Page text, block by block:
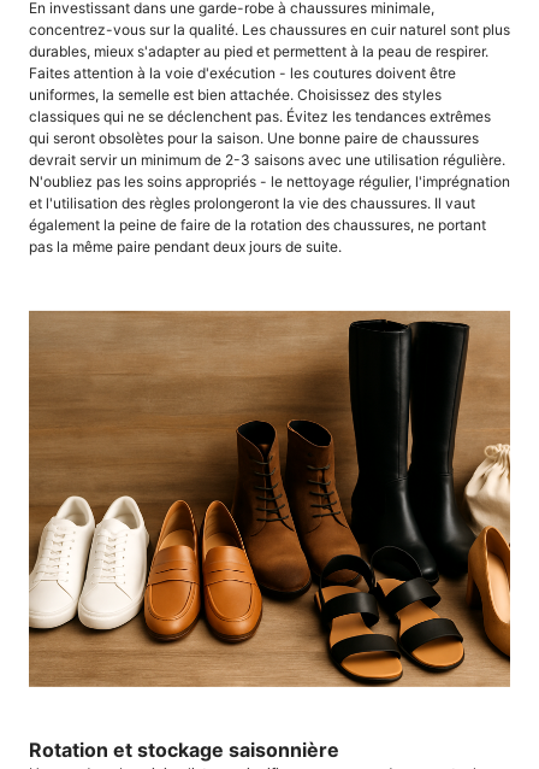
En investissant dans une garde-robe à chaussures minimale,
concentrez-vous sur la qualité. Les chaussures en cuir naturel sont plus
durables, mieux s'adapter au pied et permettent à la peau de respirer.
Faites attention à la voie d'exécution - les coutures doivent être
uniformes, la semelle est bien attachée. Choisissez des styles
classiques qui ne se déclenchent pas. Évitez les tendances extrêmes
qui seront obsolètes pour la saison. Une bonne paire de chaussures
devrait servir un minimum de 2-3 saisons avec une utilisation régulière.
N'oubliez pas les soins appropriés - le nettoyage régulier, l'imprégnation
et l'utilisation des règles prolongeront la vie des chaussures. Il vaut
également la peine de faire de la rotation des chaussures, ne portant
pas la même paire pendant deux jours de suite.
Rotation et stockage saisonnière